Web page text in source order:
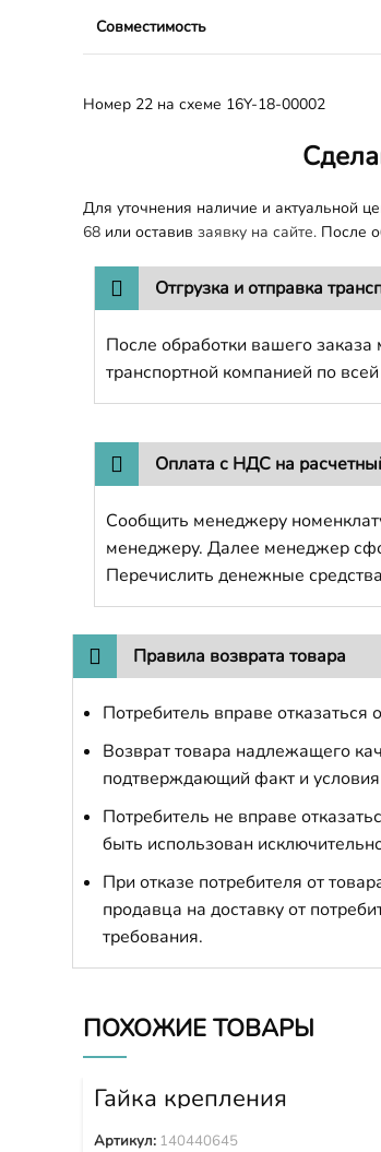
Совместимость
Номер 22 на схеме 16Y-18-00002
Для уточнения наличие и актуальной
68 или оставив заявку на сайте. После
Отгрузка и отправка
После обработки вашего
транспортной компанией по
Оплата с НДС на
Сообщить менеджеру
менеджеру. Далее менеджер
Перечислить денежные
Правила возврата товара
Потребитель вправе
Возврат товара надлежащего
подтверждающий факт и условия
Потребитель не вправе
быть использован
При отказе потребителя от
продавца на доставку от
требования.
ПОХОЖИЕ ТОВАРЫ
Гайка крепления
башмака 140440645
Артикул: 140440645